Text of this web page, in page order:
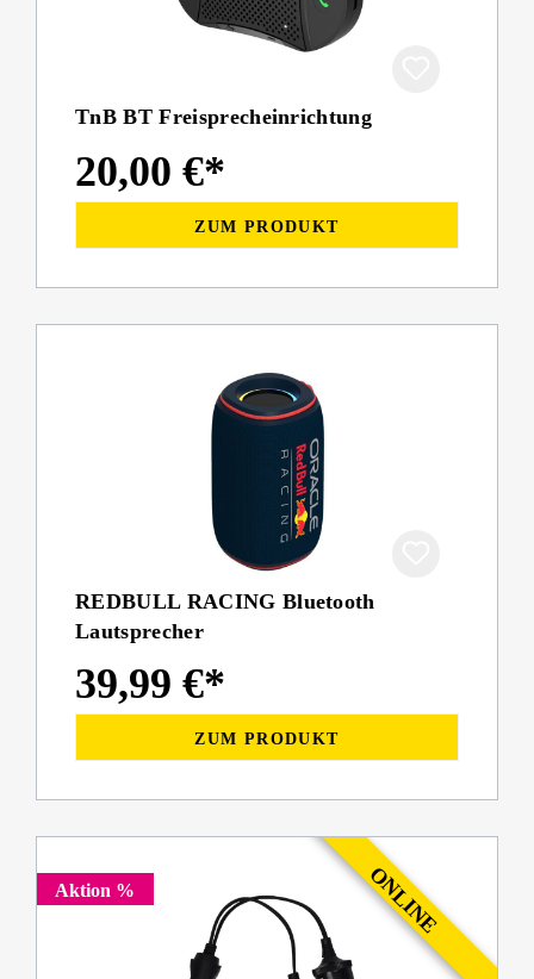
TnB BT Freisprecheinrichtung
20,00 €*
ZUM PRODUKT
REDBULL RACING Bluetooth
Lautsprecher
39,99 €*
ZUM PRODUKT
Aktion %